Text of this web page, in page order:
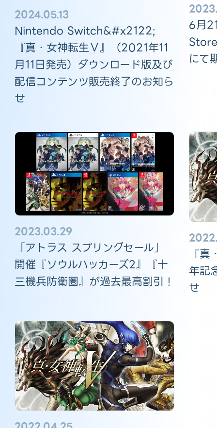
2024.05.13
Nintendo Switch&#x2122;
『真・女神転生Ⅴ』（2021年11
月11日発売）ダウンロード版及び
配信コンテンツ販売終了のお知ら
せ
6月
にて
2023.03.29
「アトラス スプリングセール」
開催『ソウルハッカーズ2』『十
三機兵防衛圏』が過去最高割引！
『
年記
せ